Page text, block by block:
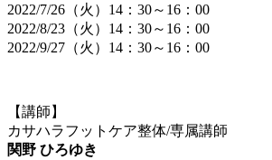
2022/7/26（火）14：30～16：00
2022/8/23（火）14：30～16：00
2022/9/27（火）14：30～16：00
【講師】
カサハラフットケア整体/専属講師
関野 ひろゆき